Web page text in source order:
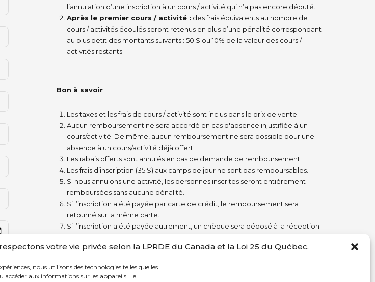
votre vie privée selon la LPRDE du Canada et la Loi 25 du Québec.
nous utilisons des technologies telles que les
accéder aux informations sur les appareils. Le
l’annulation d’une inscription à un cours / activité qui n’a pas encore débuté.
Après le premier cours / activité : des frais équivalents au nombre de
cours / activités écoulés seront retenus en plus d’une pénalité correspondant
au plus petit des montants suivants : 50 $ ou 10% de la valeur des cours /
activités restants.
Bon à savoir
Les taxes et les frais de cours / activité sont inclus dans le prix de vente.
Aucun remboursement ne sera accordé en cas d'absence injustifiée à un
cours/activité. De même, aucun remboursement ne sera possible pour une
absence à un cours/activité déjà offert.
Les rabais offerts sont annulés en cas de demande de remboursement.
Les frais d’inscription (35 $) aux camps de jour ne sont pas remboursables.
Si nous annulons une activité, les personnes inscrites seront entièrement
remboursées sans aucune pénalité.
Si l’inscription a été payée par carte de crédit, le remboursement sera
retourné sur la même carte.
Si l’inscription a été payée autrement, un chèque sera déposé à la réception